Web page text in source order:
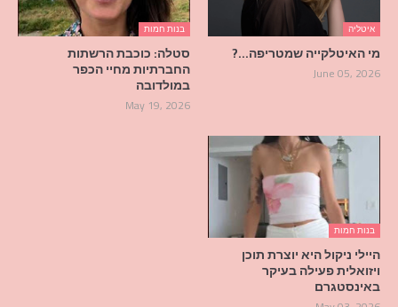
איטליה
מי האיטלקייה שמטריפה…?
June 05, 2026
בנות חמות
סטלה: כוכבת הרשתות
החברתיות מחיי הכפר
במולדובה
May 19, 2026
בנות חמות
היילי ניקול היא יוצרת תוכן
ויזואלית פעילה בעיקר
באינסטגרם